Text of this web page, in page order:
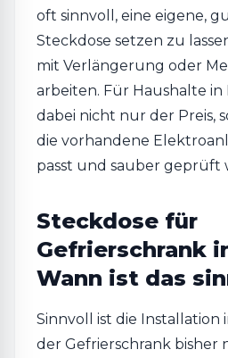
oft sinnvoll, eine eigene,
Steckdose setzen zu
mit Verlängerung oder
arbeiten. Für Haushalte
dabei nicht nur der Preis,
die vorhandene
passt und sauber geprüft
Steckdose für
Gefrierschrank
Wann ist das
Sinnvoll ist die Installation
der Gefrierschrank bisher